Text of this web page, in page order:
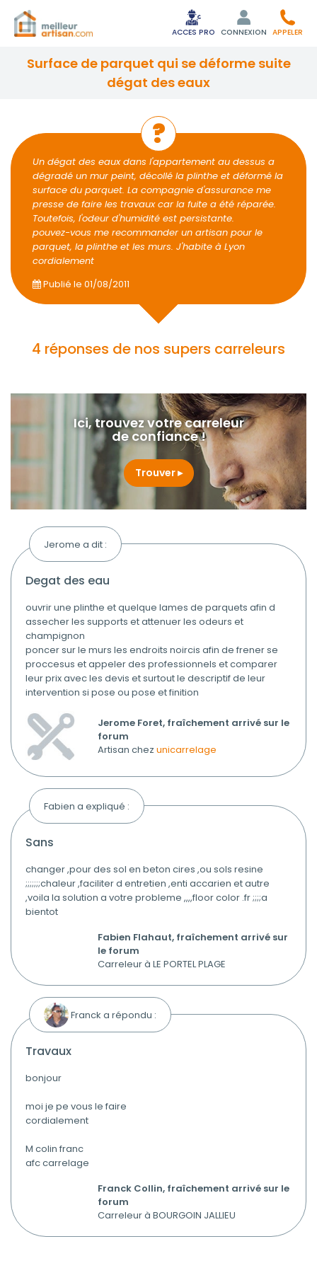
ACCES PRO CONNEXION APPELER
surface de parquet qui se déforme suite
dégat des eaux
Un dégat des eaux dans l'appartement au dessus a
dégradé un mur peint, décollé la plinthe et déformé la
surface du parquet. La compagnie d'assurance me
presse de faire les travaux car la fuite a été réparée.
Toutefois, l'odeur d'humidité est persistante.
pouvez-vous me recommander un artisan pour le
parquet, la plinthe et les murs. J'habite à Lyon
cordialement
Publié le 01/08/2011
4 réponses de nos supers carreleurs
Ici, trouvez votre carreleur
de confiance !
Trouver
Jerome a dit :
degat des eau
ouvrir une plinthe et quelque lames de parquets afin d
assecher les supports et attenuer les odeurs et
champignon
poncer sur le murs les endroits noircis afin de frener se
proccesus et appeler des professionnels et comparer
leur prix avec les devis et surtout le descriptif de leur
intervention si pose ou pose et finition
Jerome Foret, fraîchement arrivé sur le
forum
Artisan chez unicarrelage
Fabien a expliqué :
sans
changer ,pour des sol en beton cires ,ou sols resine
;;;;;;;chaleur ,faciliter d entretien ,enti accarien et autre
,voila la solution a votre probleme ,,,,floor color .fr ;;;;a
bientot
Fabien Flahaut, fraîchement arrivé sur
le forum
Carreleur à LE PORTEL PLAGE
Franck a répondu :
travaux
bonjour
moi je pe vous le faire
cordialement
M colin franc
afc carrelage
Franck Collin, fraîchement arrivé sur le
forum
Carreleur à BOURGOIN JALLIEU